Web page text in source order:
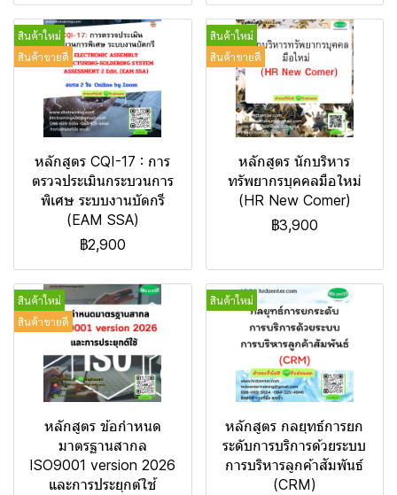
สินค้าใหม่
สินค้าขายดี
หลักสูตร CQI-17 : การ
ตรวจประเมินกระบวนการ
พิเศษ ระบบงานบัดกรี
(EAM SSA)
฿2,900
สินค้าใหม่
สินค้าขายดี
หลักสูตร นักบริหาร
ทรัพยากรบุคคลมือใหม่
(HR New Comer)
฿3,900
สินค้าใหม่
สินค้าขายดี
หลักสูตร ข้อกำหนด
มาตรฐานสากล
ISO9001 version 2026
และการประยุกต์ใช้
สินค้าใหม่
หลักสูตร กลยุทธ์การยก
ระดับการบริการด้วยระบบ
การบริหารลูกค้าสัมพันธ์
(CRM)